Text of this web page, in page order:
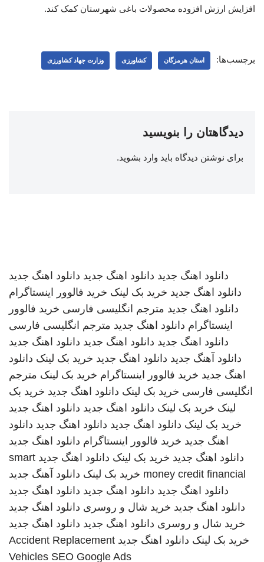
افزایش ارزش افزوده محصولات باغی شهرستان کمک کند.
برچسب‌ها: استان هرمزگان کشاورزی وزارت جهاد کشاورزی
دیدگاهتان را بنویسید
برای نوشتن دیدگاه باید وارد بشوید.
دانلود اهنگ جدید دانلود اهنگ جدید دانلود اهنگ جدید
دانلود اهنگ جدید خرید بک لینک خرید فالوور اینستاگرام
دانلود اهنگ جدید مترجم انگلیسی فارسی خرید فالوور
اینستاگرام دانلود اهنگ جدید مترجم انگلیسی فارسی
دانلود اهنگ جدید دانلود اهنگ جدید دانلود اهنگ جدید
دانلود آهنگ جدید دانلود اهنگ جدید خرید بک لینک دانلود
اهنگ جدید خرید فالوور اینستاگرام خرید بک لینک مترجم
انگلیسی فارسی خرید بک لینک دانلود اهنگ جدید خرید بک
لینک خرید بک لینک دانلود اهنگ جدید دانلود اهنگ جدید
خرید بک لینک دانلود اهنگ جدید دانلود اهنگ جدید دانلود
اهنگ جدید خرید فالوور اینستاگرام دانلود اهنگ جدید
دانلود اهنگ جدید خرید بک لینک دانلود اهنگ جدید smart
money credit financial خرید بک لینک دانلود آهنگ جدید
دانلود اهنگ جدید دانلود اهنگ جدید دانلود اهنگ جدید
دانلود اهنگ جدید خرید شال و روسری دانلود اهنگ جدید
خرید شال و روسری دانلود اهنگ جدید دانلود اهنگ جدید
خرید بک لینک دانلود اهنگ جدید Accident Replacement
Vehicles SEO Google Ads